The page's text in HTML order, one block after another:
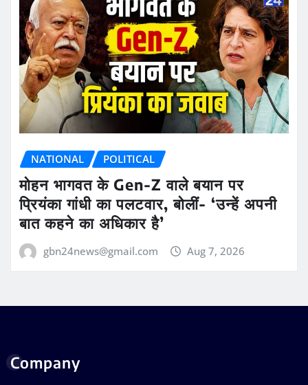
NATIONAL POLITICAL
मोहन भागवत के Gen-Z वाले बयान पर
प्रियंका गांधी का पलटवार, बोलीं- ‘उन्हें अपनी
बात कहने का अधिकार है’
gbn24news@gmail.com Aug 7, 2026
Company